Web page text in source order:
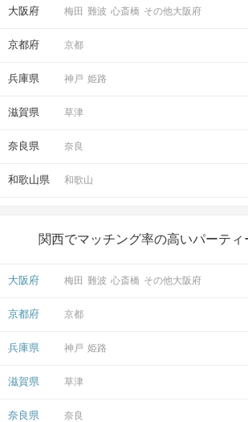
マッチングした方同士お話できるように
アクセス
開催場所
大阪府大阪市北区梅
大阪府 梅田 難波 心斎橋 その他大阪府
京都府 京都
兵庫県 神戸 姫路
滋賀県 草津
奈良県 奈良
和歌山県 和歌山
関西でマッチング率の高いパーティ
大阪府 梅田 難波 心斎橋 その他大阪府
京都府 京都
兵庫県 神戸 姫路
滋賀県 草津
奈良県 奈良